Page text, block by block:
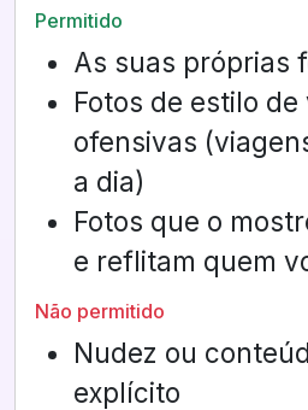
Permitido
As suas próprias
Fotos de estilo de
ofensivas
a dia)
Fotos que o
e reflitam quem
Não permitido
Nudez ou
explícito